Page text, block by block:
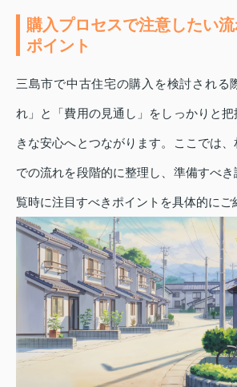
購入プロセスで注意したい
ポイント
三島市で中古住宅の購入を検討される
れ」と「費用の見通し」をしっかりと
きな安心へとつながります。ここでは
での流れを段階的に整理し、準備すべ
覧時に注目すべきポイントを具体的にご